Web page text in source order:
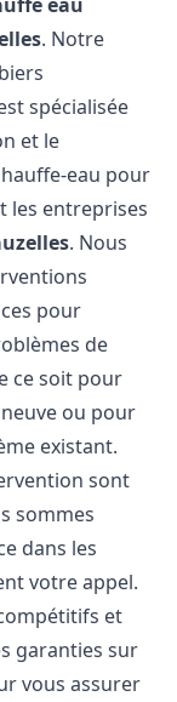
. Notre
spécialisée
et le
eau pour
les entreprises
. Nous
pour
de
ce soit pour
ou pour
existant.
sont
sommes
dans les
votre appel.
et
garanties sur
vous assurer